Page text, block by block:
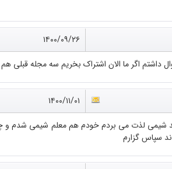
۱۴۰۰/۰۹/۲۶
اگر ما الان اشتراک بخریم سه مجله
۱۴۰۰/۱۱/۰۱
شیمی لذت می بردم خودم هم معلم شیمی شدم
سپاس گزارم